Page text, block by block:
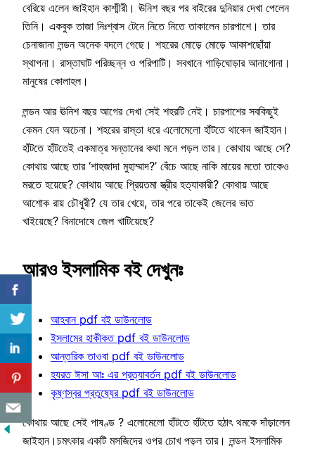
বেরিয়ে এলেন জাইহান কাশ্মীরী। ঊনিশ বছর পর বাইরের দুনিয়ার দেখা পেলেন
তিনি। একবুক তাজা নিঃশ্বাস টেনে নিতে নিতে তাকালেন চারপাশে। তার
চেনাজানা লন্ডন অনেক বদলে গেছে। শহরের মোড়ে মোড়ে আকাশছোঁয়া
স্থাপনা। রাস্তাঘাট পরিচ্ছন্ন ও পরিপাটি। সবখানে গাড়িঘোড়ার আনাগোনা।
মানুষের কোলাহল।
লন্ডন আর ঊনিশ বছর আগের দেখা সেই শহরটি নেই। চারপাশের সবকিছুই
কেমন যেন অচেনা। শহরের রাস্তা ধরে এলোমেলো হাঁটতে থাকেন জাইহান।
হাঁটতে হাঁটতেই একমাত্র সন্তানের কথা মনে পড়ল তার। কোথায় আছে সে?
কোথায় আছে তার ‘শাহজাদা মুহাম্মাদ?’ বেঁচে আছে নাকি মায়ের মতো তাকেও
মরতে হয়েছে? কোথায় আছে প্রিয়তমা স্ত্রীর হত্যাকারী? কোথায় আছে
আশোক রায় চৌধুরী? যে তার খেয়ে, তার পরে তাকেই জেলের ভাত
খাইয়েছে? বিনাদোষে জেল খাটিয়েছে?
আরও ইসলামিক বই দেখুনঃ
আহবান pdf বই ডাউনলোড
ইসলামের হাকীকত pdf বই ডাউনলোড
আন্তরিক তাওবা pdf বই ডাউনলোড
হযরত ঈসা আঃ এর প্রত্যাবর্তন pdf বই ডাউনলোড
কৃষ্ণস্বর প্রতুষ্যের pdf বই ডাউনলোড
কোথায় আছে সেই পাষণ্ড ? এলোমেলো হাঁটতে হাঁটতে হঠাৎ থমকে দাঁড়ালেন
জাইহান।চমৎকার একটি মসজিদের ওপর চোখ পড়ল তার। লন্ডন ইসলামিক